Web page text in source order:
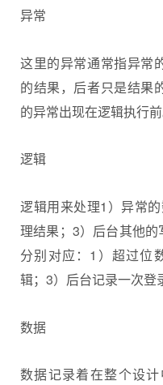
异常
这里的异常通常指异常
的结果，后者只是结果
的异常出现在逻辑执行前
逻辑
逻辑用来处理1）异常
理结果；3）后台其他
分别对应：1）超过位
辑；3）后台记录一次登
数据
数据记录着在整个设